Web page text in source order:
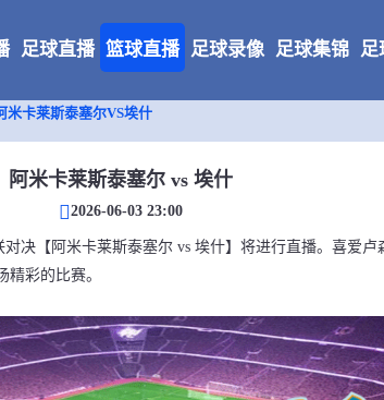
足球直播 篮球直播 足球录像 足球集锦 足
米卡莱斯泰塞尔VS埃什
阿米卡莱斯泰塞尔 vs 埃什
2026-06-03 23:00
决【阿米卡莱斯泰塞尔 vs 埃什】将进行直播。喜爱卢
彩的比赛。